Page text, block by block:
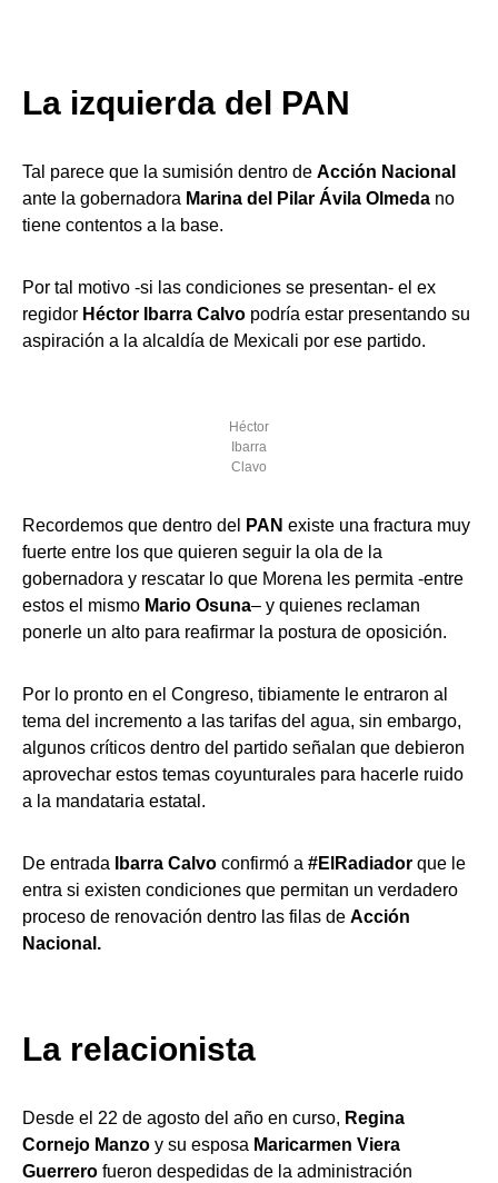
La izquierda del PAN
Tal parece que la sumisión dentro de Acción Nacional
ante la gobernadora Marina del Pilar Ávila Olmeda no
tiene contentos a la base.
Por tal motivo -si las condiciones se presentan- el ex
regidor Héctor Ibarra Calvo podría estar presentando su
aspiración a la alcaldía de Mexicali por ese partido.
Héctor
Ibarra
Clavo
Recordemos que dentro del PAN existe una fractura muy
fuerte entre los que quieren seguir la ola de la
gobernadora y rescatar lo que Morena les permita -entre
estos el mismo Mario Osuna– y quienes reclaman
ponerle un alto para reafirmar la postura de oposición.
Por lo pronto en el Congreso, tibiamente le entraron al
tema del incremento a las tarifas del agua, sin embargo,
algunos críticos dentro del partido señalan que debieron
aprovechar estos temas coyunturales para hacerle ruido
a la mandataria estatal.
De entrada Ibarra Calvo confirmó a #ElRadiador que le
entra si existen condiciones que permitan un verdadero
proceso de renovación dentro las filas de Acción
Nacional.
La relacionista
Desde el 22 de agosto del año en curso, Regina
Cornejo Manzo y su esposa Maricarmen Viera
Guerrero fueron despedidas de la administración